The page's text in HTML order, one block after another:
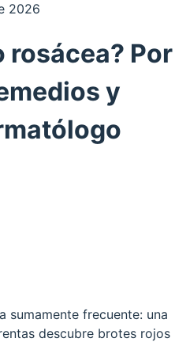
2026
rosácea? Por
y
sumamente frecuente: una
descubre brotes rojos